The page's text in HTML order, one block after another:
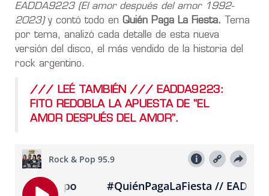
EADDA9223 (El amor después del amor 1992-
2023)y contó todo en Quién Paga La Fiesta. Tema
por tema, analizó cada detalle de esta nueva
versión del disco, el más vendido de la historia del
rock argentino.
/// LEÉ TAMBIÉN /// EADDA9223:
FITO REDOBLA LA APUESTA DE "EL
AMOR DESPUÉS DEL AMOR".